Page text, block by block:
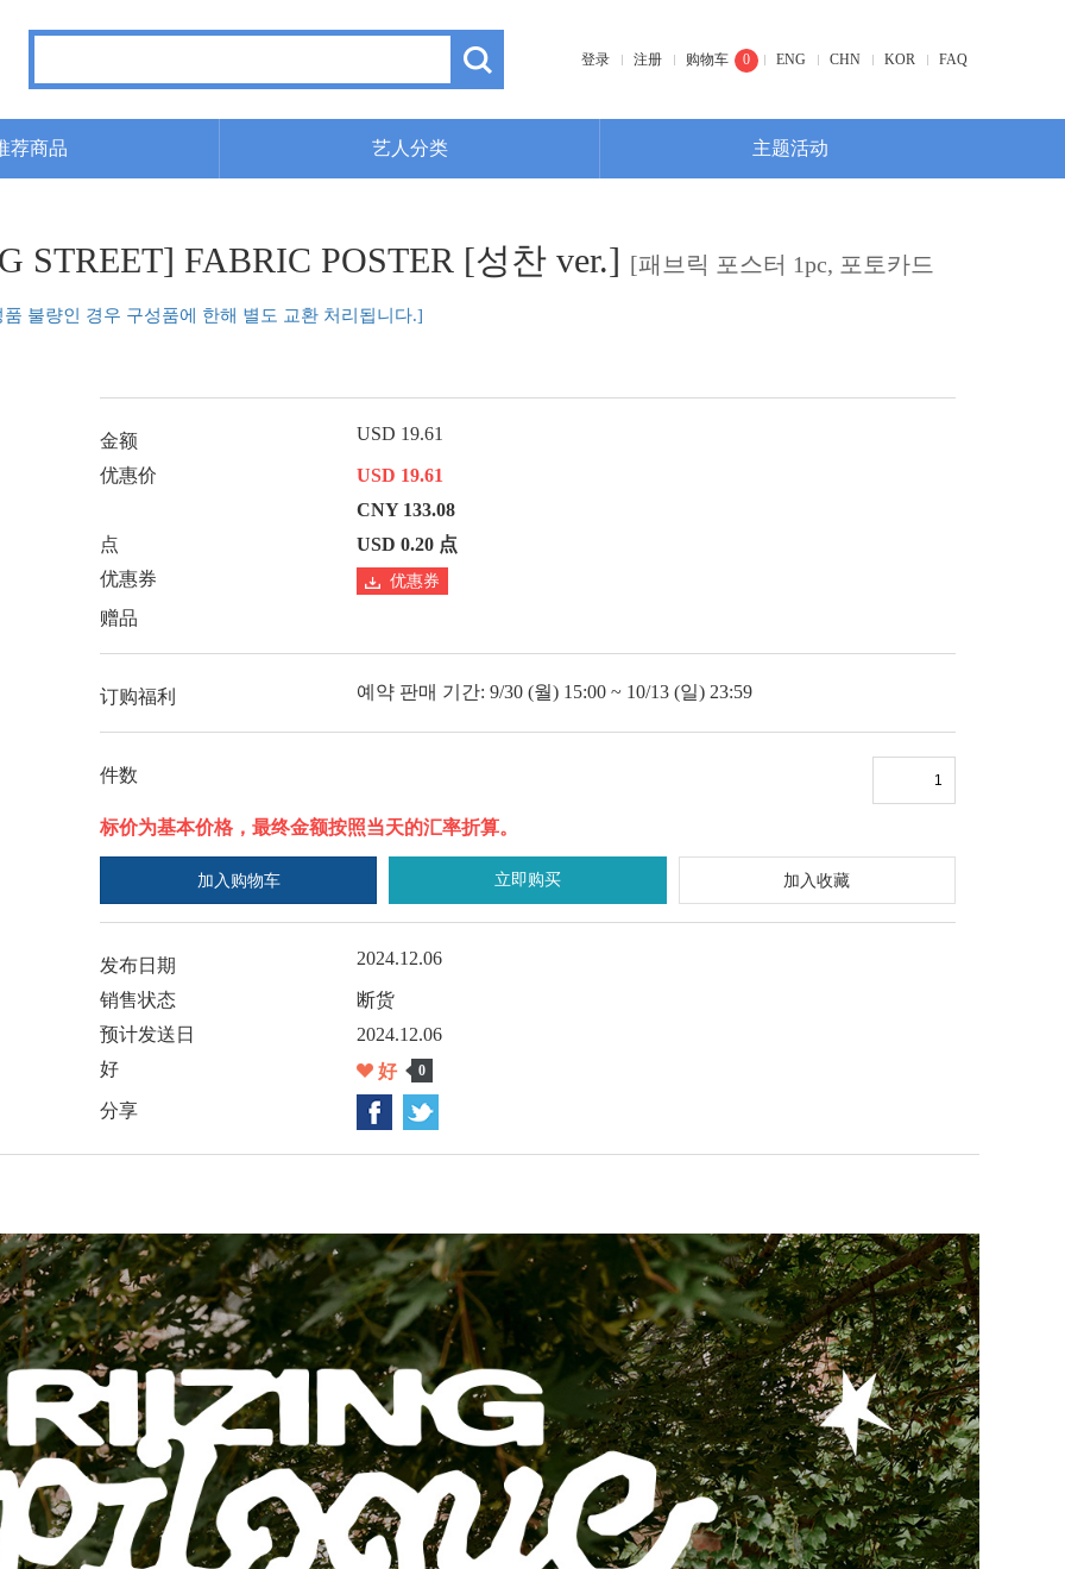
登录 注册 购物车 0 ENG CHN KOR FAQ
荐商品 艺人分类 主题活动
STREET] FABRIC POSTER [성찬 ver.] [패브릭 포스터 1pc, 포토카드
불량인 경우 구성품에 한해 별도 교환 처리됩니다.]
金额 USD 19.61
优惠价
USD 19.61
CNY 133.08
点
USD 0.20 点
优惠券
优惠券
赠品
订购福利 예약 판매 기간: 9/30 (월) 15:00 ~ 10/13 (일) 23:59
件数
标价为基本价格，最终金额按照当天的汇率折算。
加入购物车 立即购买 加入收藏
发布日期 2024.12.06
销售状态
断货
预计发送日
2024.12.06
好
好 0
分享